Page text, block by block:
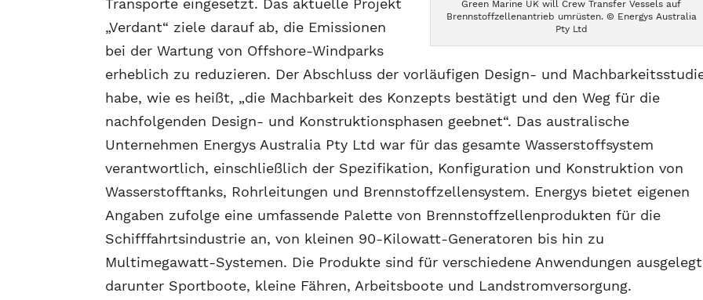
Green Marine UK will Crew Transfer Vessels auf
Brennstoffzellenantrieb umrüsten. © Energys Australia
Pty Ltd
Transporte eingesetzt. Das aktuelle Projekt
„Verdant“ ziele darauf ab, die Emissionen
bei der Wartung von Offshore-Windparks
erheblich zu reduzieren. Der Abschluss der vorläufigen Design- und
habe, wie es heißt, „die Machbarkeit des Konzepts bestätigt und den Weg für die
nachfolgenden Design- und Konstruktionsphasen geebnet“. Das australische
Unternehmen Energys Australia Pty Ltd war für das gesamte Wasserstoffsystem
verantwortlich, einschließlich der Spezifikation, Konfiguration und Konstruktion von
Wasserstofftanks, Rohrleitungen und Brennstoffzellensystem. Energys bietet eigenen
Angaben zufolge eine umfassende Palette von Brennstoffzellenprodukten für die
Schifffahrtsindustrie an, von kleinen 90-Kilowatt-Generatoren bis hin zu
Multimegawatt-Systemen. Die Produkte sind für verschiedene Anwendungen
darunter Sportboote, kleine Fähren, Arbeitsboote und Landstromversorgung.